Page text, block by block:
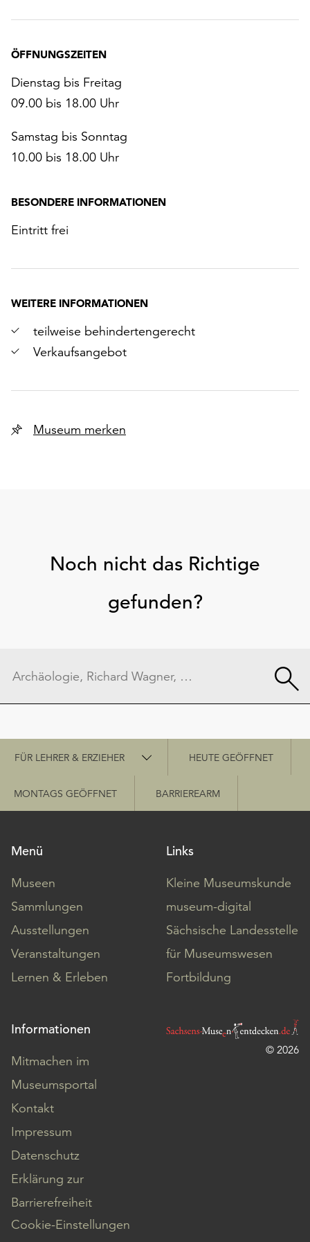
ÖFFNUNGSZEITEN
Dienstag bis Freitag
09.00 bis 18.00 Uhr
Samstag bis Sonntag
10.00 bis 18.00 Uhr
BESONDERE INFORMATIONEN
Eintritt frei
WEITERE INFORMATIONEN
teilweise behindertengerecht
Verkaufsangebot
Museum merken
Noch nicht das Richtige
gefunden?
Schnellzugriff
FÜR LEHRER & ERZIEHER HEUTE GEÖFFNET
MONTAGS GEÖFFNET BARRIEREARM
Menü
Museen
Sammlungen
Ausstellungen
Veranstaltungen
Lernen & Erleben
Links
Kleine Museumskunde
museum-digital
Sächsische Landesstelle
für Museumswesen
Fortbildung
Informationen
Mitmachen im
Museumsportal
Kontakt
Impressum
Datenschutz
Erklärung zur
Barrierefreiheit
Cookie-Einstellungen
© 2026